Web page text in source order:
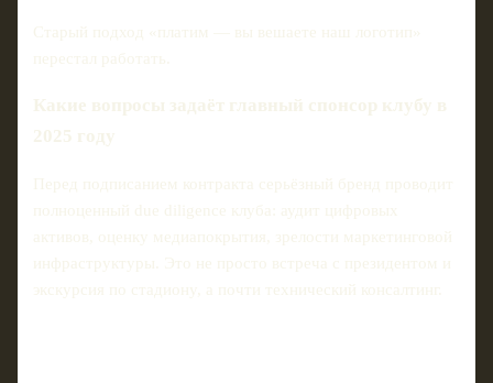
Старый подход «платим — вы вешаете наш логотип»
перестал работать.
Какие вопросы задаёт главный спонсор клубу в
2025 году
Перед подписанием контракта серьёзный бренд проводит
полноценный due diligence клуба: аудит цифровых
активов, оценку медиапокрытия, зрелости маркетинговой
инфраструктуры. Это не просто встреча с президентом и
экскурсия по стадиону, а почти технический консалтинг.